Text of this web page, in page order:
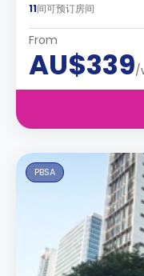
11间可预订房间
From
AU$339/
PBSA